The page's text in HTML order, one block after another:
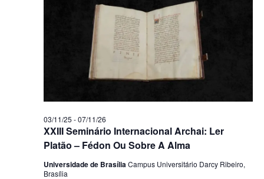
XXIII Seminário Internacional Archai: Ler
Platão – Fédon Ou Sobre A Alma
03/11/25 -07/11/26
Universidade de BrasíliaCampus Universitário Darcy Ribeiro,
Brasília